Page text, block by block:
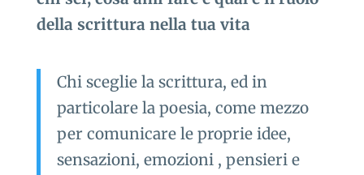
della scrittura nella tua vita
Chi sceglie la scrittura, ed in
particolare la poesia, come mezzo
per comunicare le proprie idee,
sensazioni, emozioni , pensieri e